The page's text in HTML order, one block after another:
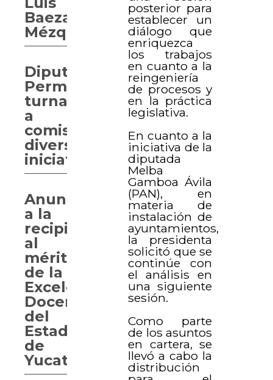
posterior para
establecer un
diálogo que
enriquezca
los trabajos
en cuanto a la
reingeniería
de procesos y
en la práctica
legislativa.
En cuanto a la
iniciativa de la
diputada
Melba
Gamboa Ávila
(PAN), en
materia de
instalación de
ayuntamientos,
la presidenta
solicitó que se
continúe con
el análisis en
una siguiente
sesión.
Como parte
de los asuntos
en cartera, se
llevó a cabo la
distribución
Baeza
Mézquita
Diputación
Permanente
turna
a
comisiones
diversas
iniciativas
Anuncian
a la
recipiendaria
al
mérito
de la
Excelencia
Docente
del
Estado
de
Yucatán